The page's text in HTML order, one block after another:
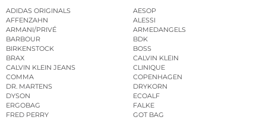
ADIDAS ORIGINALS
AESOP
AFFENZAHN
ALESSI
ARMANI/PRIVÉ
ARMEDANGELS
BARBOUR
BDK
BIRKENSTOCK
BOSS
BRAX
CALVIN KLEIN
CALVIN KLEIN JEANS
CLINIQUE
COMMA
COPENHAGEN
DR. MARTENS
DRYKORN
DYSON
ECOALF
ERGOBAG
FALKE
FRED PERRY
GOT BAG